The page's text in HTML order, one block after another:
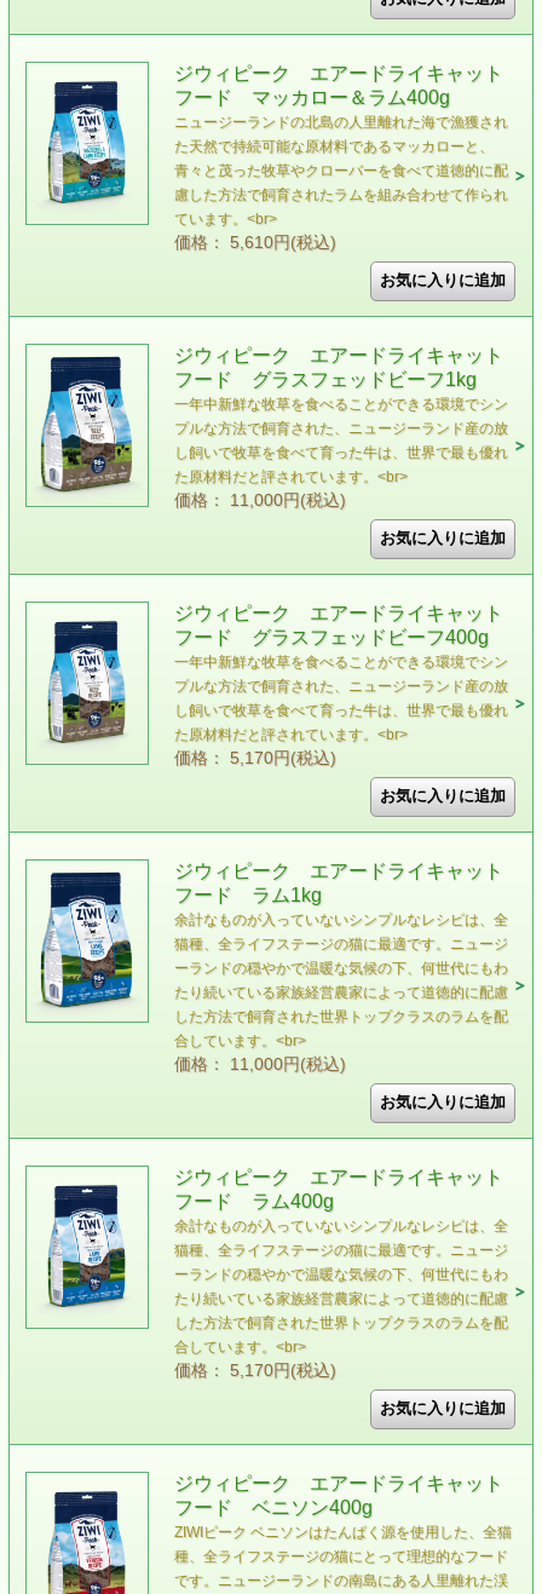
ジウィピーク エアードライキャット
フード マッカロー＆ラム400g
ニュージーランドの北島の人里離れた海で漁獲され
た天然で持続可能な原材料であるマッカローと、
青々と茂った牧草やクローバーを食べて道徳的に配
慮した方法で飼育されたラムを組み合わせて作られ
ています。<br>
価格： 5,610円(税込)
ジウィピーク エアードライキャット
フード グラスフェッドビーフ1kg
一年中新鮮な牧草を食べることができる環境でシン
プルな方法で飼育された、ニュージーランド産の放
し飼いで牧草を食べて育った牛は、世界で最も優れ
た原材料だと評されています。<br>
価格： 11,000円(税込)
ジウィピーク エアードライキャット
フード グラスフェッドビーフ400g
一年中新鮮な牧草を食べることができる環境でシン
プルな方法で飼育された、ニュージーランド産の放
し飼いで牧草を食べて育った牛は、世界で最も優れ
た原材料だと評されています。<br>
価格： 5,170円(税込)
ジウィピーク エアードライキャット
フード ラム1kg
余計なものが入っていないシンプルなレシピは、全
猫種、全ライフステージの猫に最適です。ニュージ
ーランドの穏やかで温暖な気候の下、何世代にもわ
たり続いている家族経営農家によって道徳的に配慮
した方法で飼育された世界トップクラスのラムを配
合しています。<br>
価格： 11,000円(税込)
ジウィピーク エアードライキャット
フード ラム400g
余計なものが入っていないシンプルなレシピは、全
猫種、全ライフステージの猫に最適です。ニュージ
ーランドの穏やかで温暖な気候の下、何世代にもわ
たり続いている家族経営農家によって道徳的に配慮
した方法で飼育された世界トップクラスのラムを配
合しています。<br>
価格： 5,170円(税込)
ジウィピーク エアードライキャット
フード ベニソン400g
ZIWIピーク ベニソンはたんぱく源を使用した、全猫
種、全ライフステージの猫にとって理想的なフード
です。ニュージーランドの南島にある人里離れた渓